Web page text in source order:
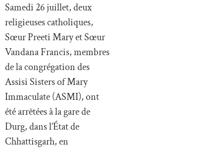
Samedi 26 juillet, deux
religieuses catholiques,
Sœur Preeti Mary et Sœur
Vandana Francis, membres
de la congrégation des
Assisi Sisters of Mary
Immaculate (ASMI), ont
été arrêtées à la gare de
Durg, dans l’État de
Chhattisgarh, en